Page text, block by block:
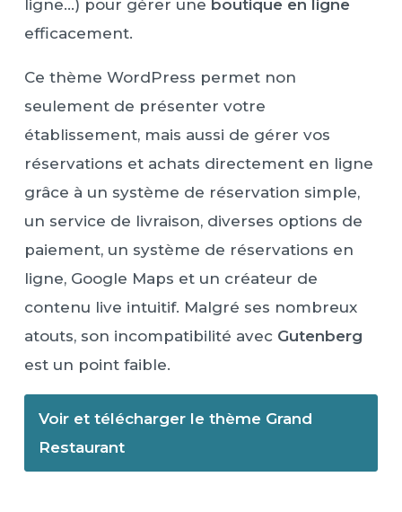
ligne…) pour gérer une boutique en ligne
efficacement.
Ce thème WordPress permet non
seulement de présenter votre
établissement, mais aussi de gérer vos
réservations et achats directement en ligne
grâce à un système de réservation simple,
un service de livraison, diverses options de
paiement, un système de réservations en
ligne, Google Maps et un créateur de
contenu live intuitif. Malgré ses nombreux
atouts, son incompatibilité avec Gutenberg
est un point faible.
Voir et télécharger le thème Grand
Restaurant